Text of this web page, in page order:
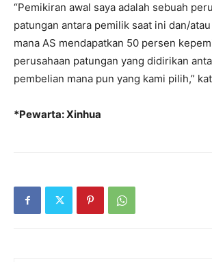
“Pemikiran awal saya adalah sebuah
patungan antara pemilik saat ini dan/
mana AS mendapatkan 50 persen
perusahaan patungan yang didirikan
pembelian mana pun yang kami pilih,”
*Pewarta: Xinhua